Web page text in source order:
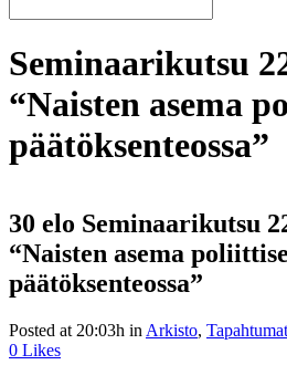
Seminaarikutsu
“Naisten asema
päätöksenteossa”
30 elo Seminaarikutsu
“Naisten asema
päätöksenteossa”
Posted at 20:03h in Arkisto, Tapahtumat
0 Likes